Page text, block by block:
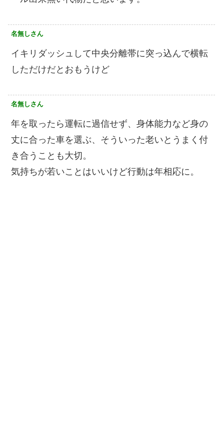
名無しさん
イキリダッシュして中央分離帯に突っ込んで横転
しただけだとおもうけど
名無しさん
年を取ったら運転に過信せず、身体能力など身の
丈に合った車を選ぶ、そういった老いとうまく付
き合うことも大切。
気持ちが若いことはいいけど行動は年相応に。